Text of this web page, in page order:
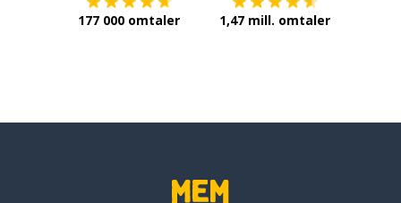
177 000 omtaler 1,47 mill. omtaler